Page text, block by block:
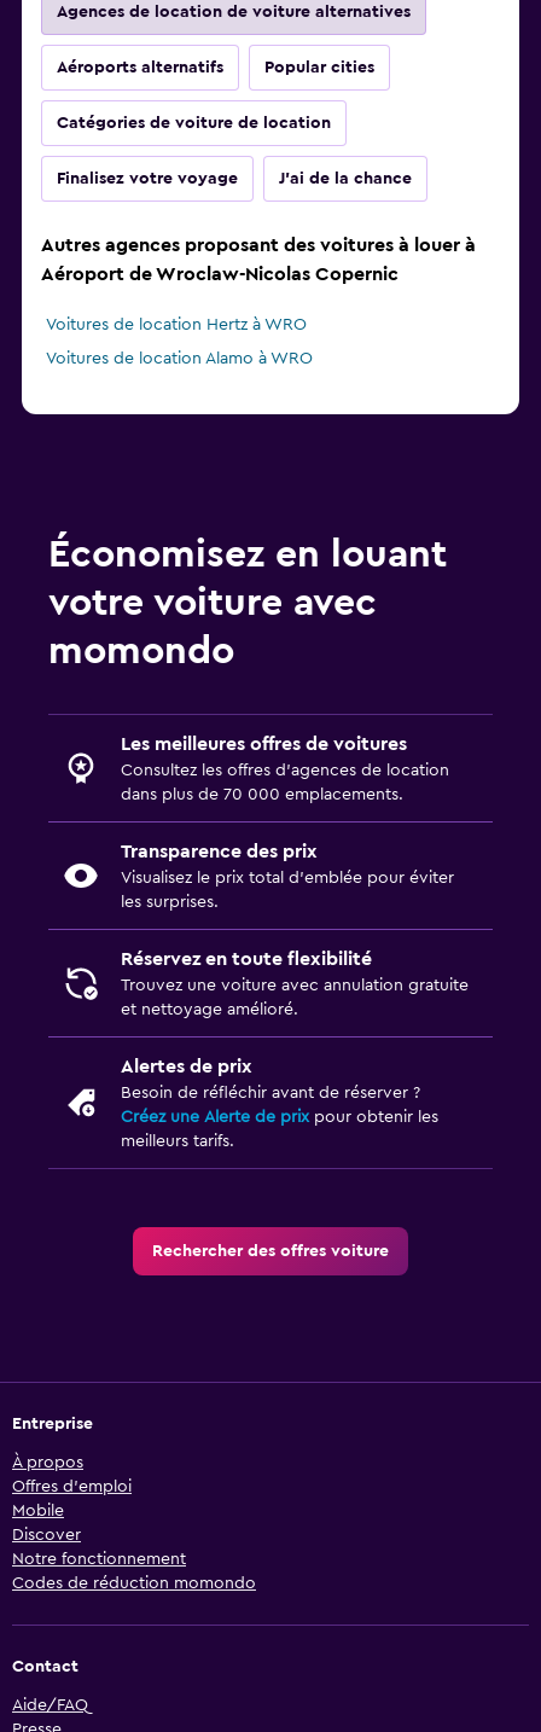
Agences de location de voiture alternatives
Aéroports alternatifs Popular cities
Catégories de voiture de location
Finalisez votre voyage J'ai de la chance
Autres agences proposant des voitures à louer à
Aéroport de Wroclaw-Nicolas Copernic
Voitures de location Hertz à WRO
Voitures de location Alamo à WRO
Économisez en louant
votre voiture avec
momondo
Les meilleures offres de voitures
Consultez les offres d’agences de location
dans plus de 70 000 emplacements.
Transparence des prix
Visualisez le prix total d’emblée pour éviter
les surprises.
Réservez en toute flexibilité
Trouvez une voiture avec annulation gratuite
et nettoyage amélioré.
Alertes de prix
Besoin de réfléchir avant de réserver ?
Créez une Alerte de prixpour obtenir les
meilleurs tarifs.
Rechercher des offres voiture
Entreprise
À propos
Offres d’emploi
Mobile
Discover
Notre fonctionnement
Codes de réduction momondo
Contact
Aide/FAQ